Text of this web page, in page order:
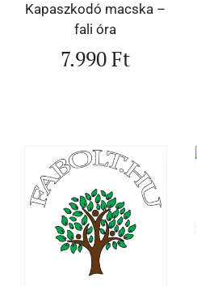
Kapaszkodó macska –
fali óra
7.990Ft